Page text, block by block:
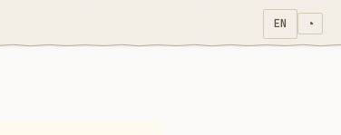
EN ◔